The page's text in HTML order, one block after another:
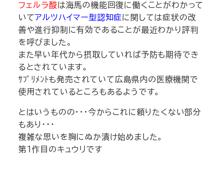
フェルラ酸は海馬の機能回復に働くことがわかって
いてアルツハイマー型認知症に関しては症状の改
善や進行抑制に有効であることが最近わかり評判
を呼びました。
また早い年代から摂取していれば予防も期待でき
るとされています。
ｻﾌﾟﾘﾒﾝﾄも発売されていて広島県内の医療機関で
使用されているところもあるようです。
とはいうものの・・・今からこれに頼りたくない部分
もあり・・・
複雑な思いを胸にぬか漬け始めました。
第1作目のキュウリです